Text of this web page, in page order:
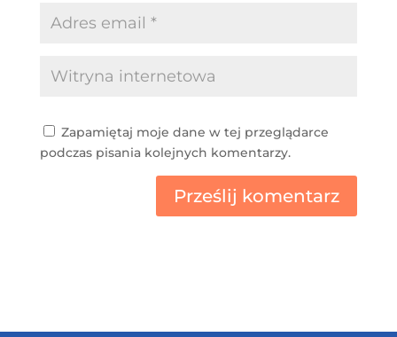
Zapamiętaj moje dane w tej przeglądarce
podczas pisania kolejnych komentarzy.
Prześlij komentarz